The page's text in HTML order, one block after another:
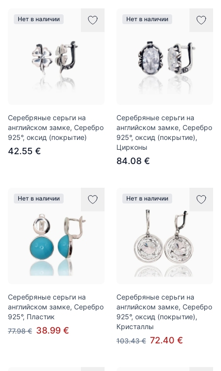
Нет в наличии
Серебряные серьги на
английском замке, Серебро
925°, оксид (покрытие)
42.55 €
Нет в наличии
Серебряные серьги на
английском замке, Серебро
925°, оксид (покрытие),
Цирконы
84.08 €
Нет в наличии
Серебряные серьги на
английском замке, Серебро
925°, Пластик
77.98 € 38.99 €
Нет в наличии
Серебряные серьги на
английском замке, Серебро
925°, оксид (покрытие),
Кристаллы
103.43 € 72.40 €